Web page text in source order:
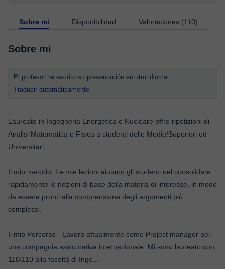
Sobre mi Disponibilidad Valoraciones (110)
Sobre mi
El profesor ha escrito su presentación en otro idioma
Traducir automáticamente
Laureato in Ingegneria Energetica e Nucleare offre ripetizioni di
Analisi Matematica e Fisica a studenti delle Medie/Superiori ed
Universitari
Il mio metodo: Le mie lezioni aiutano gli studenti nel consolidare
rapidamente le nozioni di base della materia di interesse, in modo
da essere pronti alla comprensione degli argomenti più
complessi.
Il mio Percorso - Lavoro attualmente come Project manager per
una compagnia assicurativa internazionale. Mi sono laureato con
110/110 alla facoltà di Inge